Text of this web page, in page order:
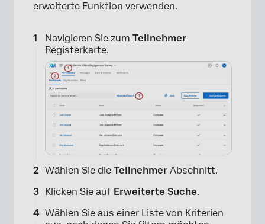
erweiterte Funktion verwenden.
Navigieren Sie zum Teilnehmer
Registerkarte.
Wählen Sie die Teilnehmer Abschnitt.
Klicken Sie auf Erweiterte Suche.
Wählen Sie aus einer Liste von Kriterien